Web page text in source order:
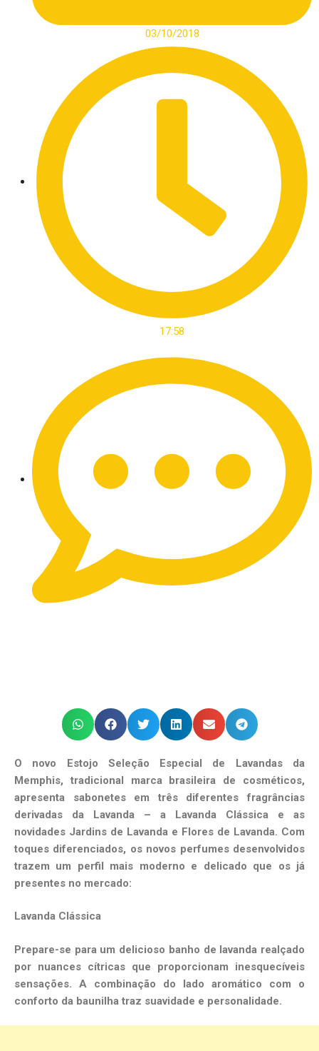
03/10/2018
17:58
O novo Estojo Seleção Especial de Lavandas da
Memphis, tradicional marca brasileira de cosméticos,
apresenta sabonetes em três diferentes fragrâncias
derivadas da Lavanda – a Lavanda Clássica e as
novidades Jardins de Lavanda e Flores de Lavanda. Com
toques diferenciados, os novos perfumes desenvolvidos
trazem um perfil mais moderno e delicado que os já
presentes no mercado:
Lavanda Clássica
Prepare-se para um delicioso banho de lavanda realçado
por nuances cítricas que proporcionam inesquecíveis
sensações. A combinação do lado aromático com o
conforto da baunilha traz suavidade e personalidade.